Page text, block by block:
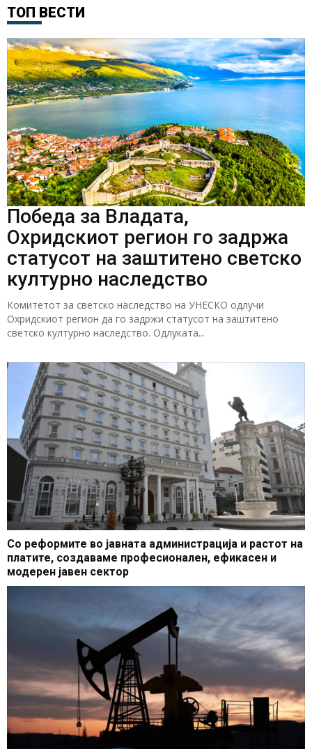
ТОП ВЕСТИ
Победа за Владата,
Охридскиот регион го задржа
статусот на заштитено светско
културно наследство
Комитетот за светско наследство на УНЕСКО одлучи
Охридскиот регион да го задржи статусот на заштитено
светско културно наследство. Одлуката...
Со реформите во јавната администрација и растот на
платите, создаваме професионален, ефикасен и
модерен јавен сектор